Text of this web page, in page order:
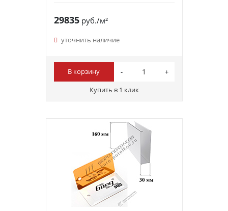
29835руб./м²
уточнить наличие
В корзину
Купить в 1 клик